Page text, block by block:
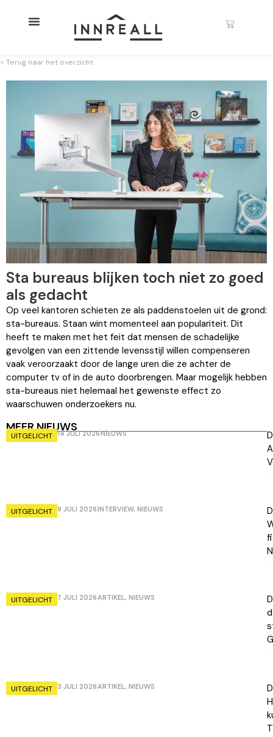
< Terug naar het overzicht
Sta bureaus blijken toch niet zo goed
als gedacht
Op veel kantoren schieten ze als paddenstoelen uit de grond:
sta-bureaus. Staan wint momenteel aan populariteit. Dit
heeft te maken met het feit dat mensen de schadelijke
gevolgen van een zittende levensstijl willen compenseren
vaak veroorzaakt door de lange uren die ze achter de
computer tv of in de auto doorbrengen. Maar mogelijk hebben
sta-bureaus niet helemaal het gewenste effect zo
waarschuwen onderzoekers nu.
MEER NIEUWS
UITGELICHT 14 JULI 2026NIEUWS
UITGELICHT 9 JULI 2026INTERVIEW, NIEUWS
UITGELICHT 7 JULI 2026ARTIKEL, NIEUWS
UITGELICHT 3 JULI 2026 ARTIKEL , NIEUWS